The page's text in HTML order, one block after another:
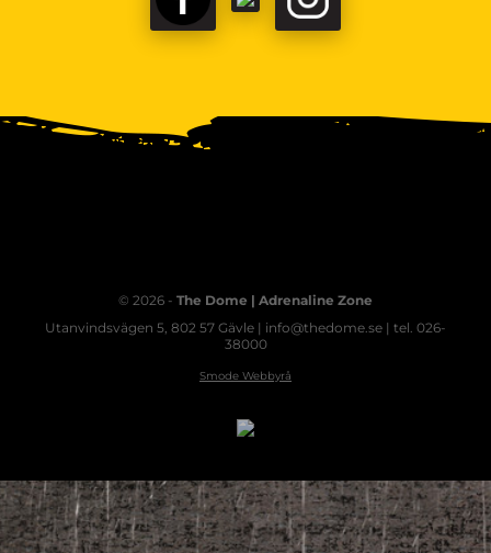
© 2026 - The Dome | Adrenaline Zone
Utanvindsvägen 5, 802 57 Gävle | info@thedome.se | tel. 026-
38000
Smode Webbyrå